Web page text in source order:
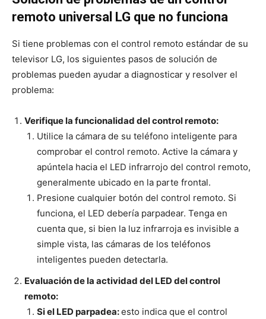
remoto universal LG que no funciona
Si tiene problemas con el control remoto estándar de su
televisor LG, los siguientes pasos de solución de
problemas pueden ayudar a diagnosticar y resolver el
problema:
Verifique la funcionalidad del control remoto:
Utilice la cámara de su teléfono inteligente para
comprobar el control remoto. Active la cámara y
apúntela hacia el LED infrarrojo del control remoto,
generalmente ubicado en la parte frontal.
Presione cualquier botón del control remoto. Si
funciona, el LED debería parpadear. Tenga en
cuenta que, si bien la luz infrarroja es invisible a
simple vista, las cámaras de los teléfonos
inteligentes pueden detectarla.
Evaluación de la actividad del LED del control
remoto:
Si el LED parpadea:esto indica que el control